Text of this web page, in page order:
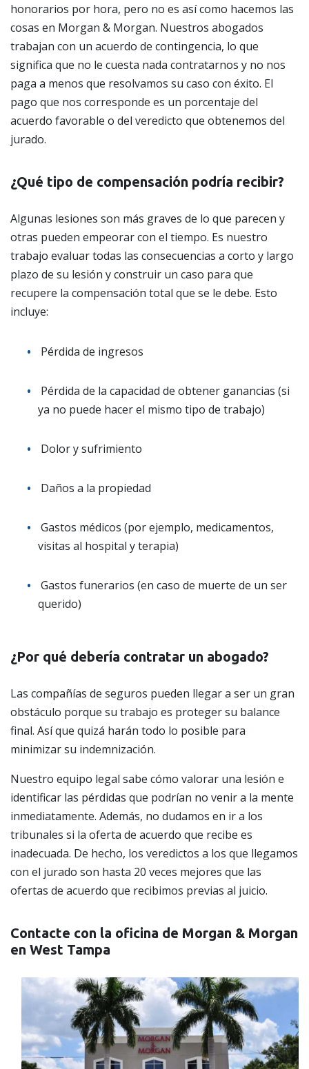
honorarios por hora, pero no es así como hacemos las
cosas en Morgan & Morgan. Nuestros abogados
trabajan con un acuerdo de contingencia, lo que
significa que no le cuesta nada contratarnos y no nos
paga a menos que resolvamos su caso con éxito. El
pago que nos corresponde es un porcentaje del
acuerdo favorable o del veredicto que obtenemos del
jurado.
¿Qué tipo de compensación podría recibir?
Algunas lesiones son más graves de lo que parecen y
otras pueden empeorar con el tiempo. Es nuestro
trabajo evaluar todas las consecuencias a corto y largo
plazo de su lesión y construir un caso para que
recupere la compensación total que se le debe. Esto
incluye:
Pérdida de ingresos
Pérdida de la capacidad de obtener ganancias (si
ya no puede hacer el mismo tipo de trabajo)
Dolor y sufrimiento
Daños a la propiedad
Gastos médicos (por ejemplo, medicamentos,
visitas al hospital y terapia)
Gastos funerarios (en caso de muerte de un ser
querido)
¿Por qué debería contratar un abogado?
Las compañías de seguros pueden llegar a ser un gran
obstáculo porque su trabajo es proteger su balance
final. Así que quizá harán todo lo posible para
minimizar su indemnización.
Nuestro equipo legal sabe cómo valorar una lesión e
identificar las pérdidas que podrían no venir a la mente
inmediatamente. Además, no dudamos en ir a los
tribunales si la oferta de acuerdo que recibe es
inadecuada. De hecho, los veredictos a los que llegamos
con el jurado son hasta 20 veces mejores que las
ofertas de acuerdo que recibimos previas al juicio.
Contacte con la oficina de Morgan & Morgan
en West Tampa